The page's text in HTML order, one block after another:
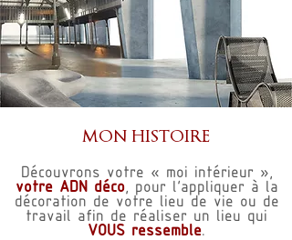
MON HISTOIRE
Découvrons votre « moi intérieur »,
votre ADN déco, pour l'appliquer à la
décoration de votre lieu de vie ou de
travail afin de réaliser un lieu qui
VOUS ressemble.